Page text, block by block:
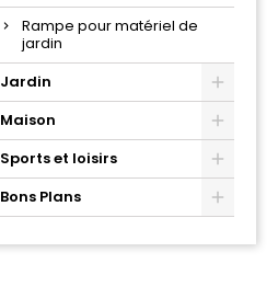
Rampe pour matériel de
jardin
Jardin
Maison
Sports et loisirs
Bons Plans